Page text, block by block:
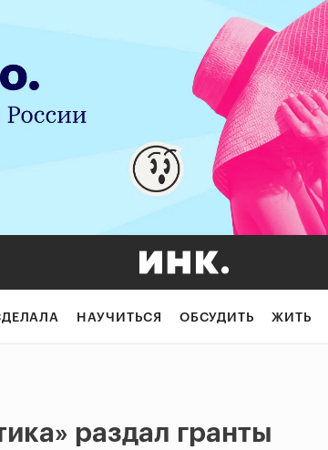
НАУЧИТЬСЯ ОБСУДИТЬ ЖИТЬ
раздал гранты